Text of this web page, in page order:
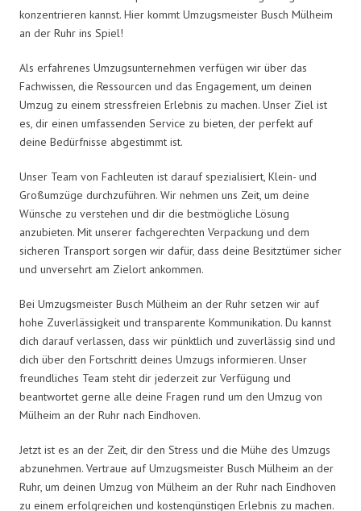
konzentrieren kannst. Hier kommt Umzugsmeister Busch Mülheim
an der Ruhr ins Spiel!
Als erfahrenes Umzugsunternehmen verfügen wir über das
Fachwissen, die Ressourcen und das Engagement, um deinen
Umzug zu einem stressfreien Erlebnis zu machen. Unser Ziel ist
es, dir einen umfassenden Service zu bieten, der perfekt auf
deine Bedürfnisse abgestimmt ist.
Unser Team von Fachleuten ist darauf spezialisiert, Klein- und
Großumzüge durchzuführen. Wir nehmen uns Zeit, um deine
Wünsche zu verstehen und dir die bestmögliche Lösung
anzubieten. Mit unserer fachgerechten Verpackung und dem
sicheren Transport sorgen wir dafür, dass deine Besitztümer sicher
und unversehrt am Zielort ankommen.
Bei Umzugsmeister Busch Mülheim an der Ruhr setzen wir auf
hohe Zuverlässigkeit und transparente Kommunikation. Du kannst
dich darauf verlassen, dass wir pünktlich und zuverlässig sind und
dich über den Fortschritt deines Umzugs informieren. Unser
freundliches Team steht dir jederzeit zur Verfügung und
beantwortet gerne alle deine Fragen rund um den Umzug von
Mülheim an der Ruhr nach Eindhoven.
Jetzt ist es an der Zeit, dir den Stress und die Mühe des Umzugs
abzunehmen. Vertraue auf Umzugsmeister Busch Mülheim an der
Ruhr, um deinen Umzug von Mülheim an der Ruhr nach Eindhoven
zu einem erfolgreichen und kostengünstigen Erlebnis zu machen.